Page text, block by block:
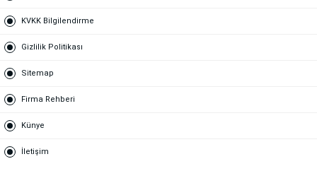
KVKK Bilgilendirme
Gizlilik Politikası
Sitemap
Firma Rehberi
Künye
İletişim